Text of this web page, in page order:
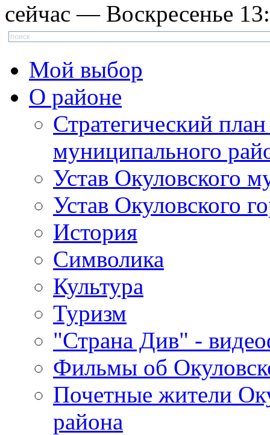
сейчас — Воскресенье
Мой выбор
О районе
Стратегический
муниципального
Устав Окуловского
Устав Окуловского
История
Символика
Культура
Туризм
"Страна Див" -
Фильмы об
Почетные жители
района